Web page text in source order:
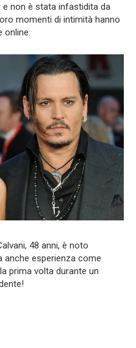
e non è stata infastidita da
momenti di intimità hanno
online.
48 anni, è noto
esperienza come
prima volta durante un